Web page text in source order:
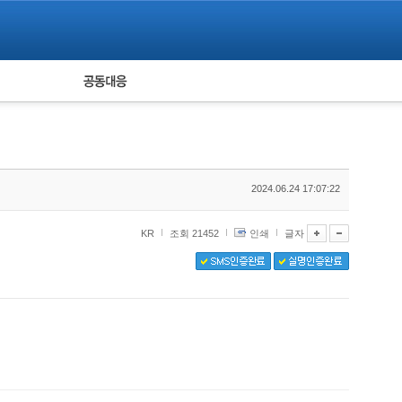
피해자 공동대응
2024.06.24 17:07:22
KR 조회 21452 인쇄 글자